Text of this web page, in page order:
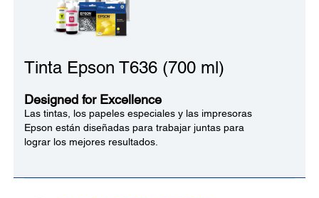
Tinta Epson T636 (700 ml)
Designed for Excellence
Las tintas, los papeles especiales y las impresoras
Epson están diseñadas para trabajar juntas para
lograr los mejores resultados.